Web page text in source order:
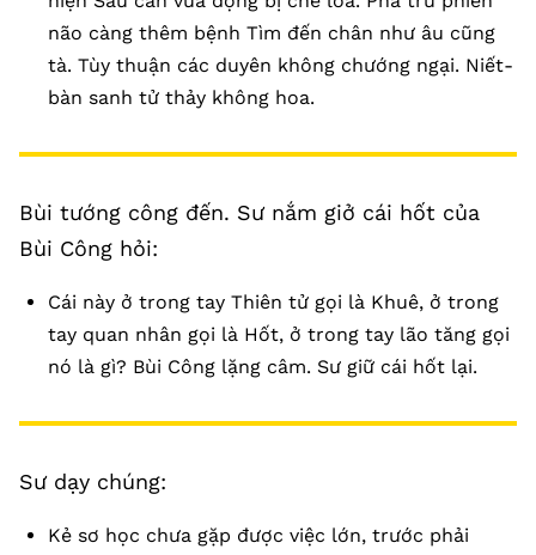
não càng thêm bệnh Tìm đến chân như âu cũng
tà. Tùy thuận các duyên không chướng ngại. Niết-
bàn sanh tử thảy không hoa.
Bùi tướng công đến. Sư nắm giở cái hốt của
Bùi Công hỏi:
Cái này ở trong tay Thiên tử gọi là Khuê, ở trong
tay quan nhân gọi là Hốt, ở trong tay lão tăng gọi
nó là gì? Bùi Công lặng câm. Sư giữ cái hốt lại.
Sư dạy chúng:
Kẻ sơ học chưa gặp được việc lớn, trước phải